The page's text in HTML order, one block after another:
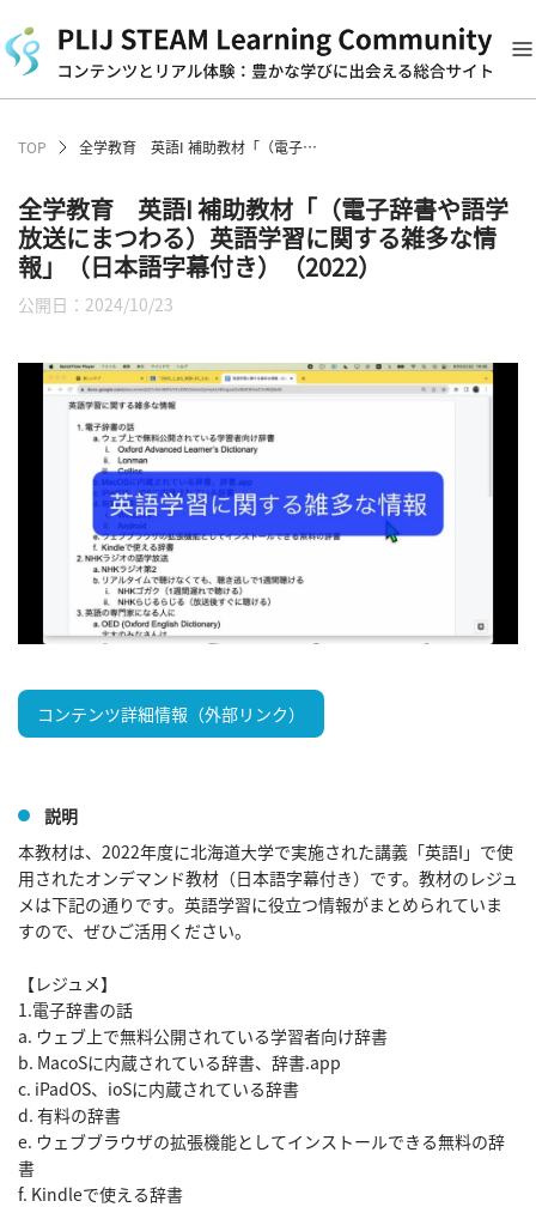
TOP 全学教育 英語I 補助教材「（電子辞書や語学放送にまつわる）英語学習に関する雑多な情報」（日本語字幕付き）（2022）
全学教育 英語I 補助教材「（電子辞書や語学
放送にまつわる）英語学習に関する雑多な情
報」（日本語字幕付き）（2022）
公開日：2024/10/23
コンテンツ詳細情報（外部リンク）
説明
本教材は、2022年度に北海道大学で実施された講義「英語I」で使
用されたオンデマンド教材（日本語字幕付き）です。教材のレジュ
メは下記の通りです。英語学習に役立つ情報がまとめられていま
すので、ぜひご活用ください。
【レジュメ】
1.電子辞書の話
a. ウェブ上で無料公開されている学習者向け辞書
b. MacoSに内蔵されている辞書、辞書.app
c. iPadOS、ioSに内蔵されている辞書
d. 有料の辞書
e. ウェブブラウザの拡張機能としてインストールできる無料の辞
書
f. Kindleで使える辞書